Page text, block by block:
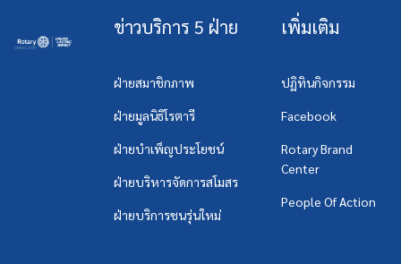
ข่าวบริการ 5 ฝ่าย
ฝ่ายสมาชิกภาพ
ฝ่ายมูลนิธิโรตารี
ฝ่ายบำเพ็ญประโยชน์
ฝ่ายบริหารจัดการสโมสร
ฝ่ายบริการชนรุ่นใหม่
เพิ่มเติม
ปฏิทินกิจกรรม
Facebook
Rotary Brand
Center
People Of Action